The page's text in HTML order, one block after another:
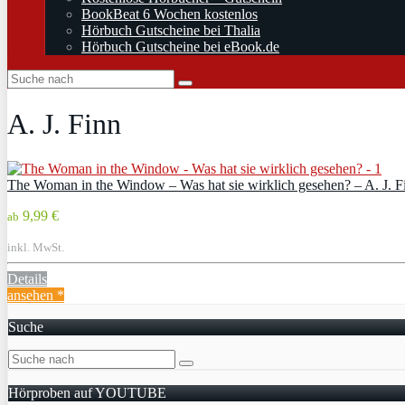
BookBeat 6 Wochen kostenlos
Hörbuch Gutscheine bei Thalia
Hörbuch Gutscheine bei eBook.de
A. J. Finn
The Woman in the Window – Was hat sie wirklich gesehen? – A. J.
ab 9,99 €
inkl. MwSt.
Details
ansehen *
Suche
Hörproben auf YOUTUBE